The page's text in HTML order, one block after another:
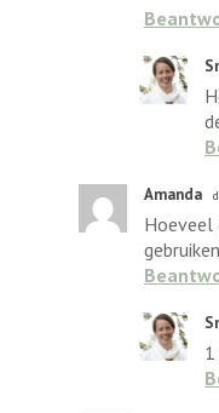
Amanda
Hoeveel